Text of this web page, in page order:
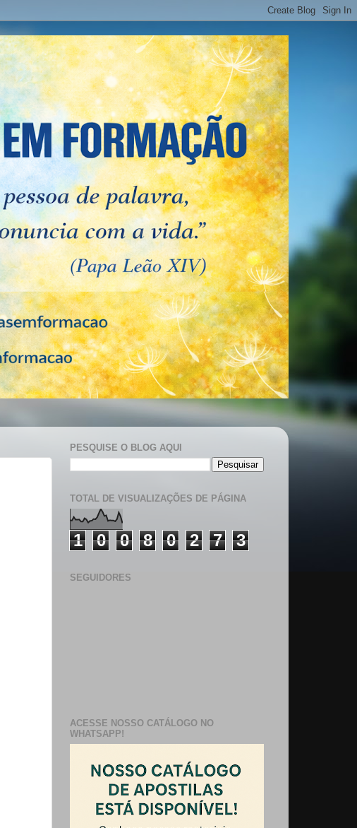
PESQUISE O BLOG AQUI
TOTAL DE VISUALIZAÇÕES DE PÁGINA
1 0 0 8 0 2 7 3
SEGUIDORES
ACESSE NOSSO CATÁLOGO NO
WHATSAPP!